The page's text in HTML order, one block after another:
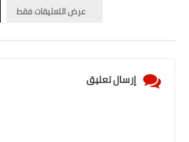
عرض التعليقات فقط
إرسال تعليق